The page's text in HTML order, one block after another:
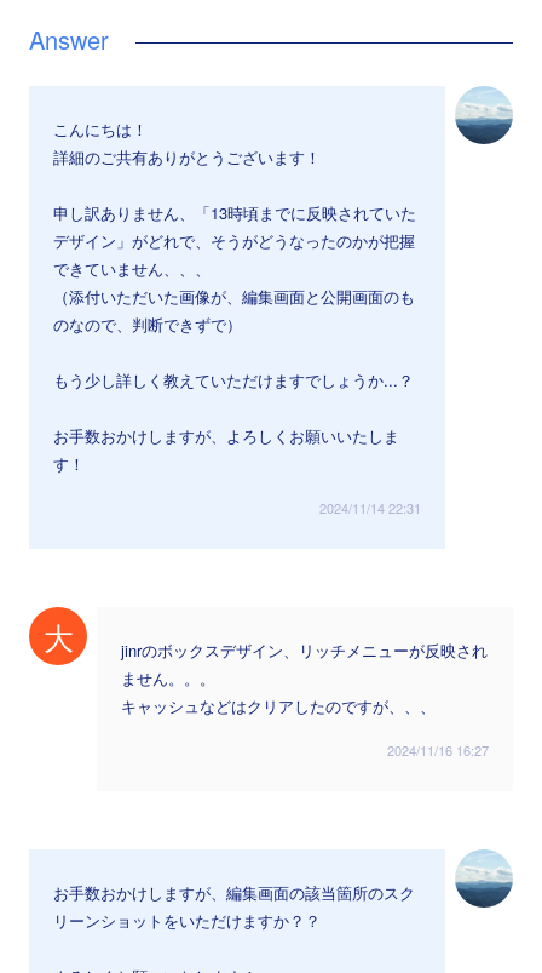
こんにちは！
詳細のご共有ありがとうございます！
申し訳ありません、「13時頃までに反映されていた
デザイン」がどれで、そうがどうなったのかが把握
できていません、、、
（添付いただいた画像が、編集画面と公開画面のも
のなので、判断できずで）
もう少し詳しく教えていただけますでしょうか...？
お手数おかけしますが、よろしくお願いいたしま
す！
2024/11/14 22:31
大
jinrのボックスデザイン、リッチメニューが反映され
ません。。。
キャッシュなどはクリアしたのですが、、、
2024/11/16 16:27
お手数おかけしますが、編集画面の該当箇所のスク
リーンショットをいただけますか？？